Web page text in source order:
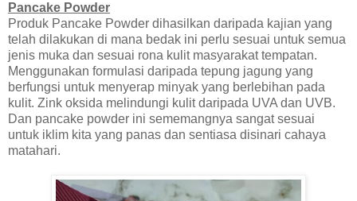
Pancake Powder
Produk Pancake Powder dihasilkan daripada kajian yang
telah dilakukan di mana bedak ini perlu sesuai untuk semua
jenis muka dan sesuai rona kulit masyarakat tempatan.
Menggunakan formulasi daripada tepung jagung yang
berfungsi untuk menyerap minyak yang berlebihan pada
kulit. Zink oksida melindungi kulit daripada UVA dan UVB.
Dan pancake powder ini sememangnya sangat sesuai
untuk iklim kita yang panas dan sentiasa disinari cahaya
matahari.